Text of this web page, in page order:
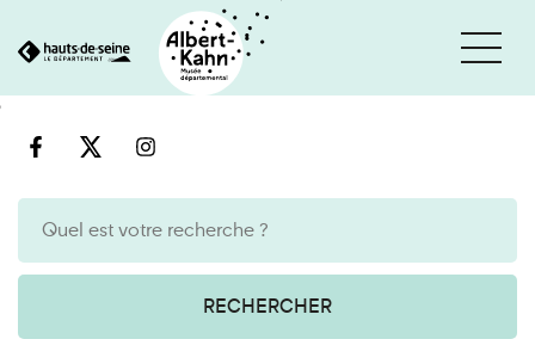
engine
RECHERCHER
Cookies management panel